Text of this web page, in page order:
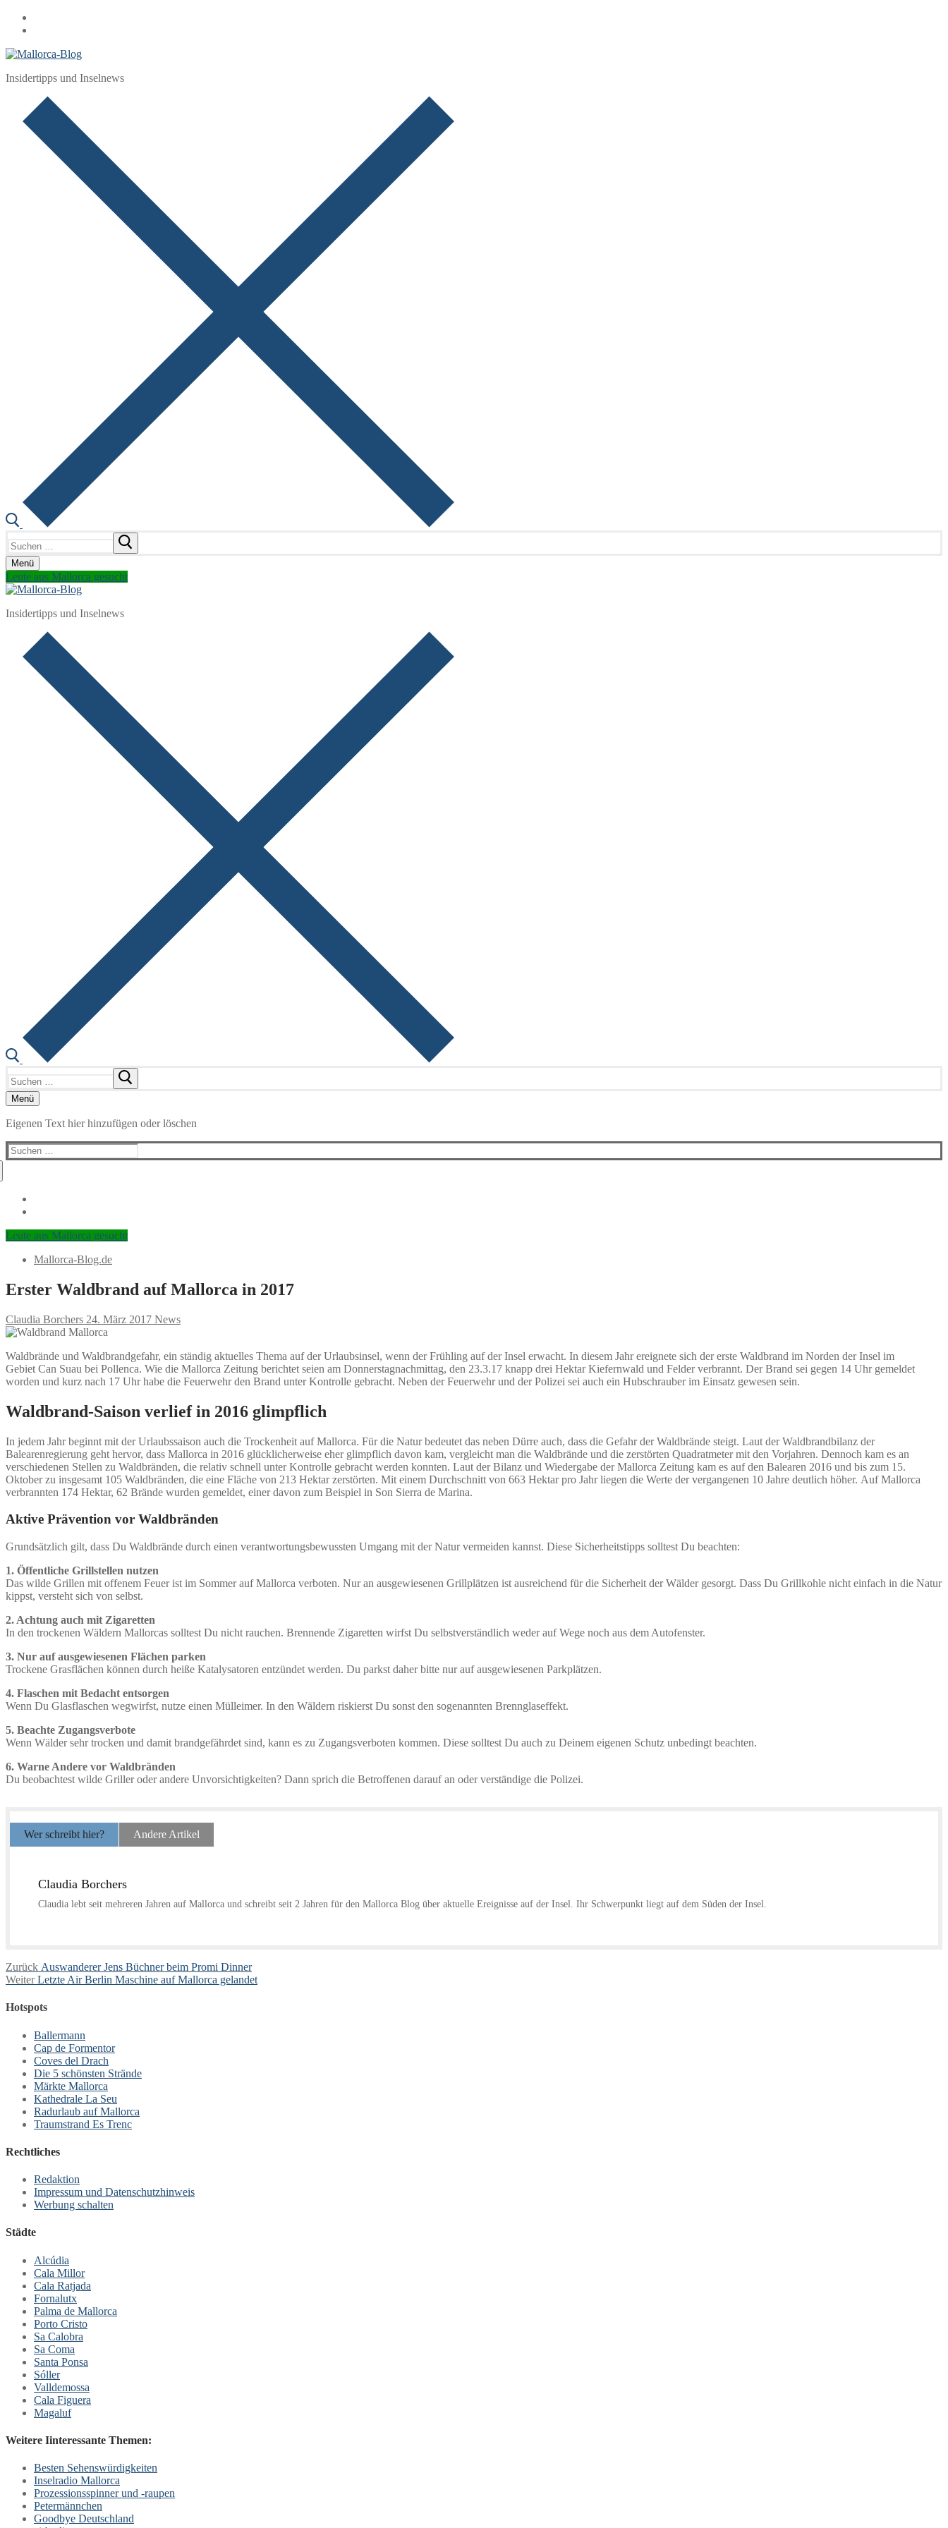
Zum
Inhalt
Menü
Schließen
Insidertipps und Inselnews
nach:
Menü
Leute aus Mallorca gesucht
Insidertipps und Inselnews
nach:
Menü
Eigenen Text hier hinzufügen oder löschen
Suchen
nach:
Leute aus Mallorca gesucht
Mallorca-Blog.de
Erster Waldbrand auf Mallorca in 2017
Claudia Borchers 24. März 2017 News
Waldbrände und Waldbrandgefahr, ein ständig aktuelles Thema auf der Urlaubsinsel, wenn der Frühling auf der Insel erwacht. In diesem Jahr ereignete sich der erste Waldbrand im Norden der Insel im
Gebiet Can Suau bei Pollenca. Wie die Mallorca Zeitung berichtet seien am Donnerstagnachmittag, den 23.3.17 knapp drei Hektar Kiefernwald und Felder verbrannt. Der Brand sei gegen 14 Uhr gemeldet
worden und kurz nach 17 Uhr habe die Feuerwehr den Brand unter Kontrolle gebracht. Neben der Feuerwehr und der Polizei sei auch ein Hubschrauber im Einsatz gewesen sein.
Waldbrand-Saison verlief in 2016 glimpflich
In jedem Jahr beginnt mit der Urlaubssaison auch die Trockenheit auf Mallorca. Für die Natur bedeutet das neben Dürre auch, dass die Gefahr der Waldbrände steigt. Laut der Waldbrandbilanz der
Balearenregierung geht hervor, dass Mallorca in 2016 glücklicherweise eher glimpflich davon kam, vergleicht man die Waldbrände und die zerstörten Quadratmeter mit den Vorjahren. Dennoch kam es an
verschiedenen Stellen zu Waldbränden, die relativ schnell unter Kontrolle gebracht werden konnten. Laut der Bilanz und Wiedergabe der Mallorca Zeitung kam es auf den Balearen 2016 und bis zum 15.
Oktober zu insgesamt 105 Waldbränden, die eine Fläche von 213 Hektar zerstörten. Mit einem Durchschnitt von 663 Hektar pro Jahr liegen die Werte der vergangenen 10 Jahre deutlich höher. Auf Mallorca
verbrannten 174 Hektar, 62 Brände wurden gemeldet, einer davon zum Beispiel in Son Sierra de Marina.
Aktive Prävention vor Waldbränden
Grundsätzlich gilt, dass Du Waldbrände durch einen verantwortungsbewussten Umgang mit der Natur vermeiden kannst. Diese Sicherheitstipps solltest Du beachten:
1. Öffentliche Grillstellen nutzen
Das wilde Grillen mit offenem Feuer ist im Sommer auf Mallorca verboten. Nur an ausgewiesenen Grillplätzen ist ausreichend für die Sicherheit der Wälder gesorgt. Dass Du Grillkohle nicht einfach in die Natur
kippst, versteht sich von selbst.
2. Achtung auch mit Zigaretten
In den trockenen Wäldern Mallorcas solltest Du nicht rauchen. Brennende Zigaretten wirfst Du selbstverständlich weder auf Wege noch aus dem Autofenster.
3. Nur auf ausgewiesenen Flächen parken
Trockene Grasflächen können durch heiße Katalysatoren entzündet werden. Du parkst daher bitte nur auf ausgewiesenen Parkplätzen.
4. Flaschen mit Bedacht entsorgen
Wenn Du Glasflaschen wegwirfst, nutze einen Mülleimer. In den Wäldern riskierst Du sonst den sogenannten Brennglaseffekt.
5. Beachte Zugangsverbote
Wenn Wälder sehr trocken und damit brandgefährdet sind, kann es zu Zugangsverboten kommen. Diese solltest Du auch zu Deinem eigenen Schutz unbedingt beachten.
6. Warne Andere vor Waldbränden
Du beobachtest wilde Griller oder andere Unvorsichtigkeiten? Dann sprich die Betroffenen darauf an oder verständige die Polizei.
Wer schreibt hier? Andere Artikel
Claudia Borchers
Claudia lebt seit mehreren Jahren auf Mallorca und schreibt seit 2 Jahren für den Mallorca Blog über aktuelle Ereignisse auf der Insel. Ihr Schwerpunkt liegt auf dem Süden der Insel.
Beitragsnavigation
Zurück Vorheriger
Beitrag:
Auswanderer Jens Büchner beim Promi Dinner
Weiter Nächster
Letzte Air Berlin Maschine auf Mallorca gelandet
Hotspots
Ballermann
Cap de Formentor
Coves del Drach
Die 5 schönsten Strände
Märkte Mallorca
Kathedrale La Seu
Radurlaub auf Mallorca
Traumstrand Es Trenc
Rechtliches
Redaktion
Impressum und Datenschutzhinweis
Werbung schalten
Städte
Alcúdia
Cala Millor
Cala Ratjada
Fornalutx
Palma de Mallorca
Porto Cristo
Sa Calobra
Sa Coma
Santa Ponsa
Sóller
Valldemossa
Cala Figuera
Magaluf
Weitere Iinteressante Themen:
Besten Sehenswürdigkeiten
Inselradio Mallorca
Prozessionsspinner und -raupen
Petermännchen
Goodbye Deutschland